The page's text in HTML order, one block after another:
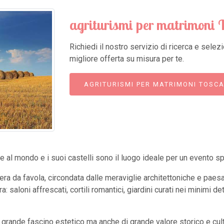
agriturismi per matrimoni
Richiedi il nostro servizio di ricerca e
migliore offerta su misura per te.
AGRITURISMI PER MATRIMONI
al mondo e i suoi castelli sono il luogo ideale per un evento
da favola, circondata dalle meraviglie architettoniche e
saloni affrescati, cortili romantici, giardini curati nei minimi
fascino estetico ma anche di grande valore storico e